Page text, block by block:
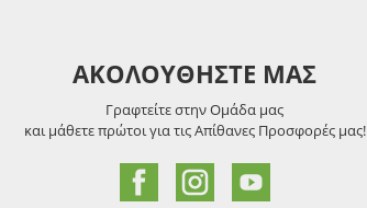
ΑΚΟΛΟΥΘΗΣΤΕ ΜΑΣ
Γραφτείτε στην Ομάδα μας
και μάθετε πρώτοι για τις Απίθανες Προσφορές μας!